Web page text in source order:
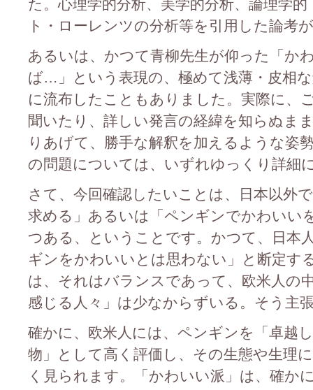
た。心理学的分析、美学的分析、論理学
ト・ローレンツの分析等を引用した論考
あるいは、かつて青柳先生が仰った「か
ば…」という表現の、極めて浅薄・皮相
に流布したこともありました。実際に、
聞いたり、詳しい発言の経緯を知らぬま
りあげて、勝手な解釈を加えるような姿
の問題については、いずれゆっくり詳細
さて、今回確認したいことは、日本以外
求める」あるいは「ペンギンでかわいい
つある、ということです。かつて、日本
ギンをかわいいとは思わない」と断定す
は、それはバランスであって、欧米人の
感じる人々」は少なからずいる。そう主
確かに、欧米人には、ペンギンを「卓越
物」として高く評価し、その生態や生理
く見られます。「かわいい派」は、確か